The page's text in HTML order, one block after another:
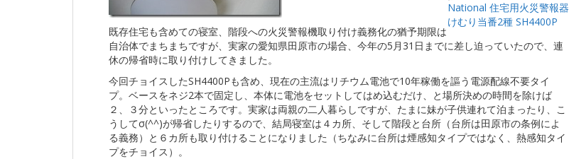
National 住宅用火災警報器
けむり当番2種 SH4400P
既存住宅も含めての寝室、階段への火災警報機取り付け義務化の猶予期限は
自治体でまちまちですが、実家の愛知県田原市の場合、今年の5月31日までに差し迫っていたので、連
休の帰省時に取り付けしてきました。
今回チョイスしたSH4400Pも含め、現在の主流はリチウム電池で10年稼働を謳う電源配線不要タイ
プ。ベースをネジ2本で固定し、本体に電池をセットしてはめ込むだけ、と場所決めの時間を除けば
２、３分といったところです。実家は両親の二人暮らしですが、たまに妹が子供連れて泊まったり、こ
うしてσ(^^)が帰省したりするので、結局寝室は４カ所、そして階段と台所（台所は田原市の条例によ
る義務）と６カ所も取り付けることになりました（ちなみに台所は煙感知タイプではなく、熱感知タイ
プをチョイス）。